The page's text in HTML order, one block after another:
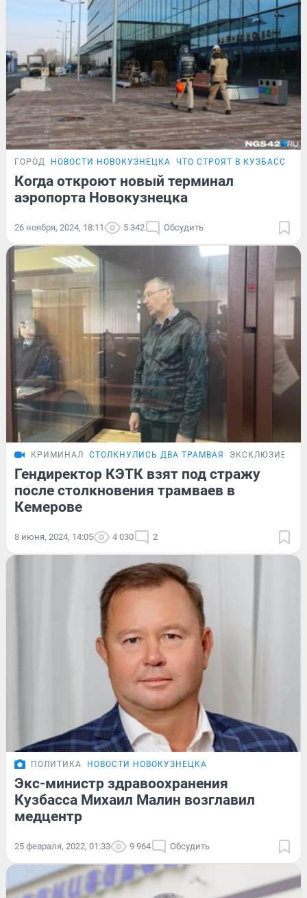
ГОРОД НОВОСТИ НОВОКУЗНЕЦКА ЧТО СТРОЯТ В КУЗБАССЕ
Когда откроют новый терминал
аэропорта Новокузнецка
26 ноября, 2024, 18:11 5 342 Обсудить
КРИМИНАЛ СТОЛКНУЛИСЬ ДВА ТРАМВАЯ ЭКСКЛЮЗИВ
Гендиректор КЭТК взят под стражу
после столкновения трамваев в
Кемерове
8 июня, 2024, 14:05 4 030 2
ПОЛИТИКА НОВОСТИ НОВОКУЗНЕЦКА
Экс-министр здравоохранения
Кузбасса Михаил Малин возглавил
медцентр
25 февраля, 2022, 01:33 9 964 Обсудить